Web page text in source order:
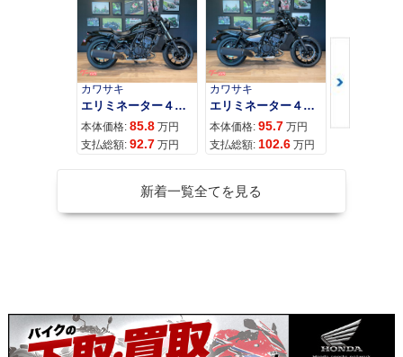
カワサキ
エリミネーター４００
本体価格: 85.8 万円
支払総額: 92.7 万円
カワサキ
エリミネーター４００ＳＥ
本体価格: 95.7 万円
支払総額: 102.6 万円
カワサキ
本体価格:
新着一覧全てを見る